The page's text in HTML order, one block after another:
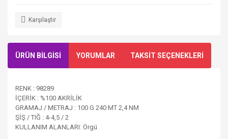
Karşılaştır
ÜRÜN BİLGİSİ YORUMLAR TAKSİT SEÇENEKLERİ
RENK : 98289
İÇERİK : %100 AKRİLİK
GRAMAJ / METRAJ : 100 G 240 MT 2,4 NM
ŞİŞ / TIĞ : 4-4,5 / 2
KULLANIM ALANLARI: Örgü